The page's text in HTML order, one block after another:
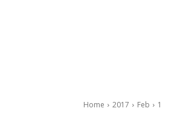
Home 2017 Feb 1